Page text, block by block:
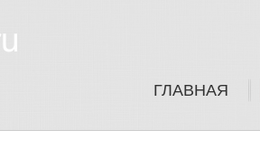
ГЛАВНАЯ